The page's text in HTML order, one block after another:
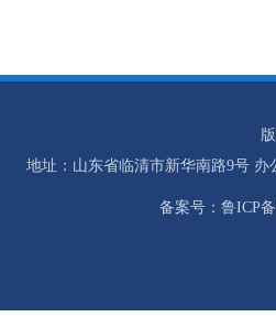
地址：山东省临清市新华南路9号 办
备案号：鲁ICP